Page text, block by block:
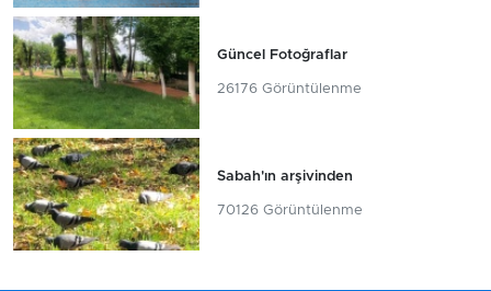
Güncel Fotoğraflar
26176 Görüntülenme
Sabah'ın arşivinden
70126 Görüntülenme